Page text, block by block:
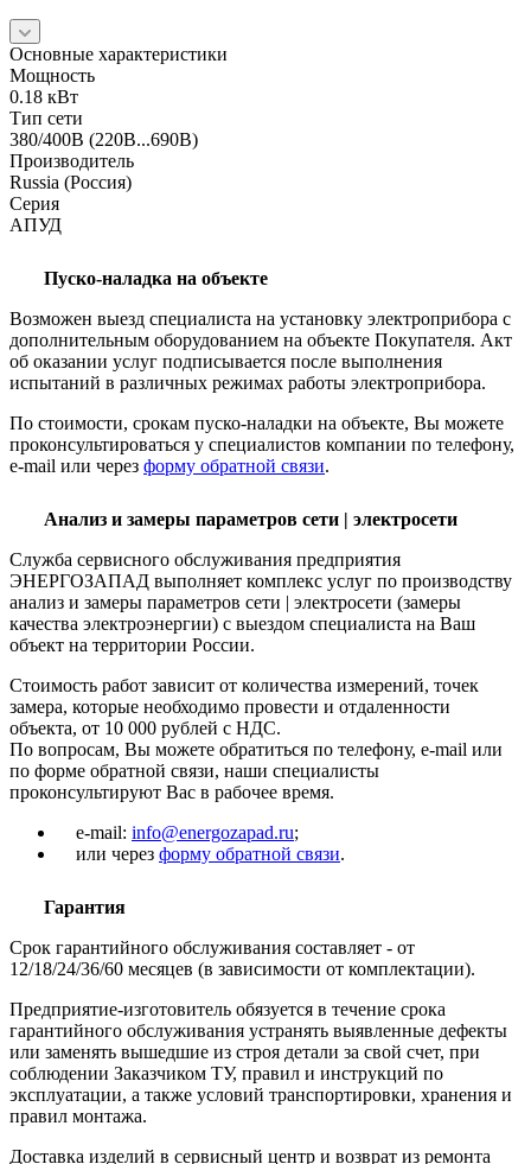
Основные характеристики
Мощность
0.18 кВт
Тип сети
380/400В (220В...690В)
Производитель
Russia (Россия)
Серия
АПУД
Пуско-наладка на объекте
Возможен выезд специалиста на установку электроприбора с
дополнительным оборудованием на объекте Покупателя. Акт
об оказании услуг подписывается после выполнения
испытаний в различных режимах работы электроприбора.
По стоимости, срокам пуско-наладки на объекте, Вы можете
проконсультироваться у специалистов компании по телефону,
e-mail или через форму обратной связи.
Анализ и замеры параметров сети | электросети
Служба сервисного обслуживания предприятия
ЭНЕРГОЗАПАД выполняет комплекс услуг по производству
анализ и замеры параметров сети | электросети (замеры
качества электроэнергии) с выездом специалиста на Ваш
объект на территории России.
Стоимость работ зависит от количества измерений, точек
замера, которые необходимо провести и отдаленности
объекта, от 10 000 рублей с НДС.
По вопросам, Вы можете обратиться по телефону, e-mail или
по форме обратной связи, наши специалисты
проконсультируют Вас в рабочее время.
e-mail: info@energozapad.ru;
или через форму обратной связи.
Гарантия
Срок гарантийного обслуживания составляет - от
12/18/24/36/60 месяцев (в зависимости от комплектации).
Предприятие-изготовитель обязуется в течение срока
гарантийного обслуживания устранять выявленные дефекты
или заменять вышедшие из строя детали за свой счет, при
соблюдении Заказчиком ТУ, правил и инструкций по
эксплуатации, а также условий транспортировки, хранения и
правил монтажа.
Доставка изделий в сервисный центр и возврат из ремонта